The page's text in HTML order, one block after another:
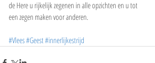
de Here u rijkelijk zegenen in alle opzichten en u tot
een zegen maken voor anderen.
#Vlees#Geest#innerlijkestrijd